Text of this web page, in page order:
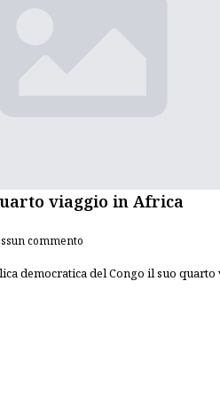
viaggio in Africa
commento
democratica del Congo il suo